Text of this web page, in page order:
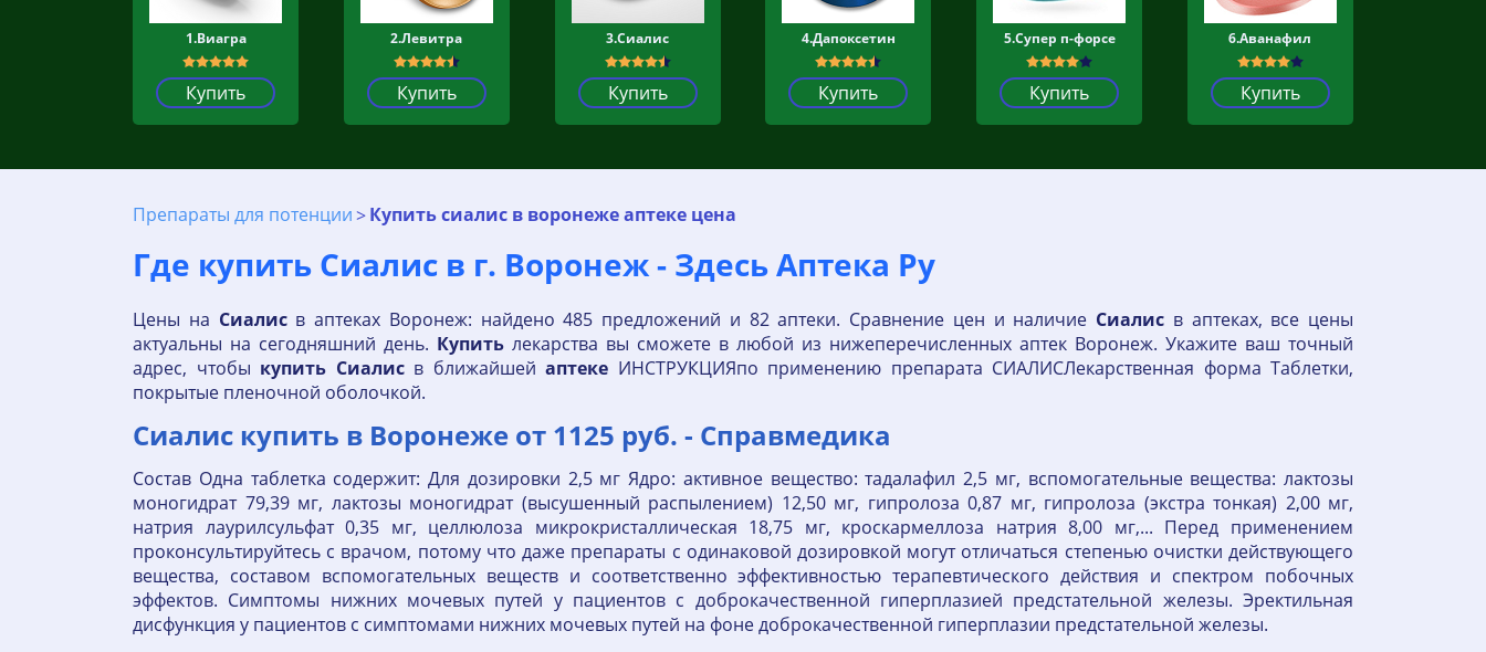
1.Виагра
Купить
2.Левитра
Купить
3.Сиалис
Купить
4.Дапоксетин
Купить
5.Супер п-форсе
Купить
6.Аванафил
Купить
Препараты для потенции Купить сиалис в воронеже аптеке цена
Где купить Сиалис в г. Воронеж - Здесь Аптека Ру
Цены на Сиалисв аптеках Воронеж: найдено 485 предложений и 82 аптеки. Сравнение цен и наличие Сиалис в аптеках, все цены
актуальны на сегодняшний день. Купить лекарства вы сможете в любой из нижеперечисленных аптек Воронеж. Укажите ваш точный
адрес, чтобы купить Сиалисв ближайшей аптеке ИНСТРУКЦИЯпо применению препарата СИАЛИСЛекарственная форма Таблетки,
покрытые пленочной оболочкой.
Сиалис купить в Воронеже от 1125 руб. - Справмедика
Состав Одна таблетка содержит: Для дозировки 2,5 мг Ядро: активное вещество: тадалафил 2,5 мг, вспомогательные вещества: лактозы
моногидрат 79,39 мг, лактозы моногидрат (высушенный распылением) 12,50 мг, гипролоза 0,87 мг, гипролоза (экстра тонкая) 2,00 мг,
натрия лаурилсульфат 0,35 мг, целлюлоза микрокристаллическая 18,75 мг, кроскармеллоза натрия 8,00 мг,... Перед применением
проконсультируйтесь с врачом, потому что даже препараты с одинаковой дозировкой могут отличаться степенью очистки действующего
вещества, составом вспомогательных веществ и соответственно эффективностью терапевтического действия и спектром побочных
эффектов. Симптомы нижних мочевых путей у пациентов с доброкачественной гиперплазией предстательной железы. Эректильная
дисфункция у пациентов с симптомами нижних мочевых путей на фоне доброкачественной гиперплазии предстательной железы.